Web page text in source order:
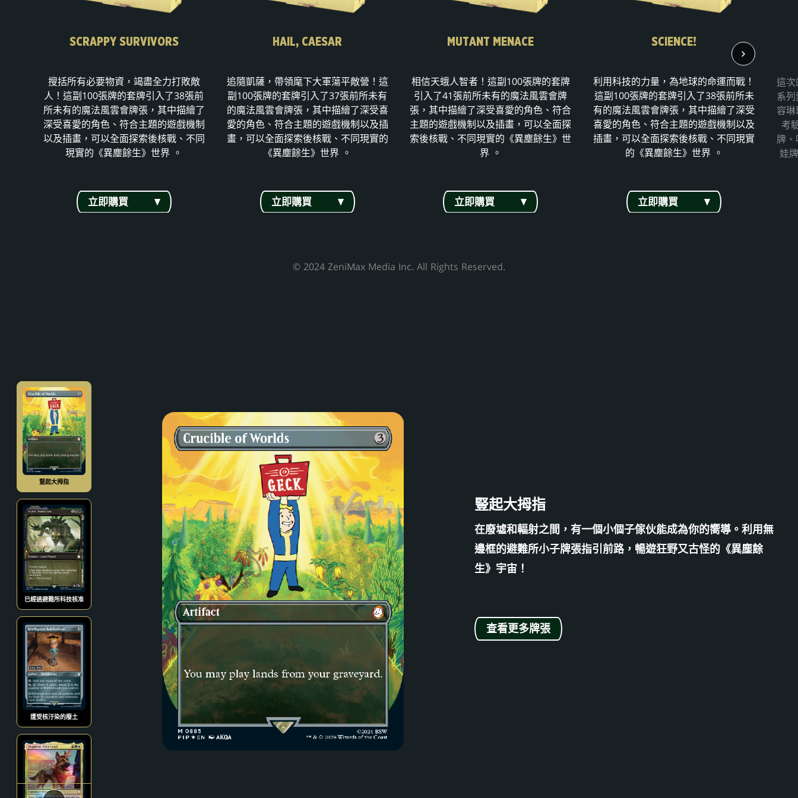
SCRAPPY SURVIVORS
搜括所有必要物資，竭盡全力打敗敵
人！這副100張牌的套牌引入了38張前
所未有的魔法風雲會牌張，其中描繪了
深受喜愛的角色、符合主題的遊戲機制
以及插畫，可以全面探索後核戰、不同
現實的《異塵餘生》世界 。
立即購買
HAIL, CAESAR
追隨凱薩，帶領麾下大軍蕩平敵營！這
副100張牌的套牌引入了37張前所未有
的魔法風雲會牌張，其中描繪了深受喜
愛的角色、符合主題的遊戲機制以及插
畫，可以全面探索後核戰、不同現實的
《異塵餘生》世界 。
立即購買
MUTANT MENACE
相信天蛾人智者！這副100張牌的套牌
引入了41張前所未有的魔法風雲會牌
張，其中描繪了深受喜愛的角色、符合
主題的遊戲機制以及插畫，可以全面探
索後核戰、不同現實的《異塵餘生》世
界 。
立即購買
SCIENCE!
利用科技的力量，為地球的命運而戰！
這副100張牌的套牌引入了38張前所未
有的魔法風雲會牌張，其中描繪了深受
喜愛的角色、符合主題的遊戲機制以及
插畫，可以全面探索後核戰、不同現實
的《異塵餘生》世界 。
立即購買
這
系
容
考
牌
娃
© 2024 ZeniMax Media Inc. All Rights Reserved.
豎起大拇指
已經過避難所科技核准
遭受核汙染的廢土
豎起大拇指
在廢墟和輻射之間，有一個小個子傢伙能成為你的嚮導。利用無
邊框的避難所小子牌張指引前路，暢遊狂野又古怪的《異塵餘
生》宇宙！
查看更多牌張